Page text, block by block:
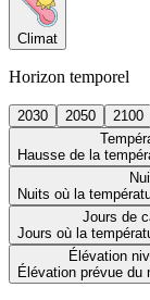
Climat
Horizon temporel
2030 2050
2100
Hausse de la
Nuits où la
Jours de
Jours où la
Élévation
Élévation prévue du